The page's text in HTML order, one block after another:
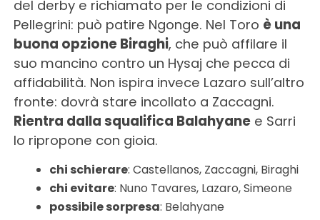
del derby e richiamato per le condizioni di
Pellegrini: può patire Ngonge. Nel Toro è una
buona opzione Biraghi, che può affilare il
suo mancino contro un Hysaj che pecca di
affidabilità. Non ispira invece Lazaro sull’altro
fronte: dovrà stare incollato a Zaccagni.
Rientra dalla squalifica Balahyanee Sarri
lo ripropone con gioia.
chi schierare: Castellanos, Zaccagni, Biraghi
chi evitare: Nuno Tavares, Lazaro, Simeone
possibile sorpresa: Belahyane